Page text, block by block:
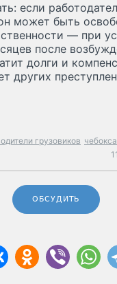
если
может быть
— при
после
долги и
других
грузовиков
ОБСУДИТЬ